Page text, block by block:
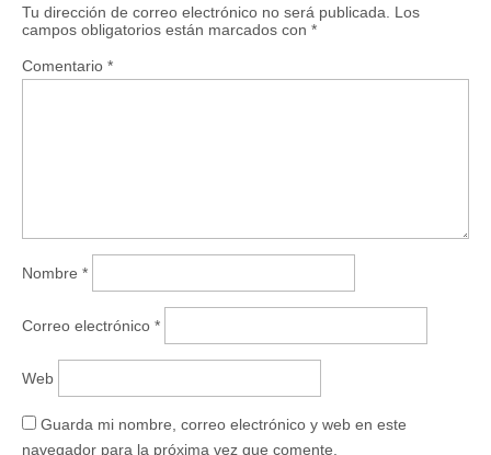
Tu dirección de correo electrónico no será publicada.
Los
campos obligatorios están marcados con *
Comentario *
Nombre *
Correo electrónico *
Web
Guarda mi nombre, correo electrónico y web en este
navegador para la próxima vez que comente.